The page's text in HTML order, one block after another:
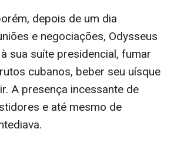
depois de um dia
e negociações, Odysseus
sua suíte presidencial, fumar
cubanos, beber seu uísque
A presença incessante de
e até mesmo de